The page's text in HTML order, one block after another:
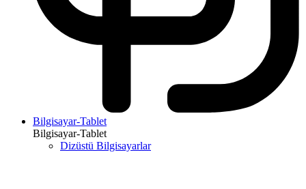
Bilgisayar-Tablet
Bilgisayar-Tablet
Dizüstü Bilgisayarlar